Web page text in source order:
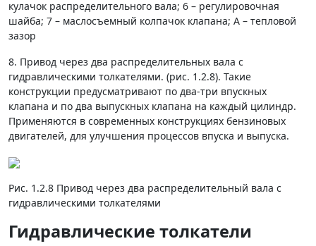
кулачок распределительного вала; 6 – регулировочная
шайба; 7 – маслосъемный колпачок клапана; А – тепловой
зазор
8. Привод через два распределительных вала с
гидравлическими толкателями. (рис. 1.2.8). Такие
конструкции предусматривают по два-три впускных
клапана и по два выпускных клапана на каждый цилиндр.
Применяются в современных конструкциях бензиновых
двигателей, для улучшения процессов впуска и выпуска.
Рис. 1.2.8 Привод через два распределительный вала с
гидравлическими толкателями
Гидравлические толкатели